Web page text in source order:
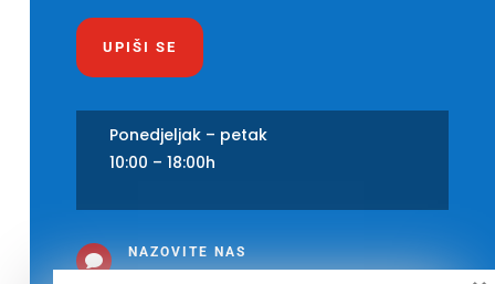
UPIŠI SE
Ponedjeljak – petak
10:00 – 18:00h
 NAZOVITE NAS